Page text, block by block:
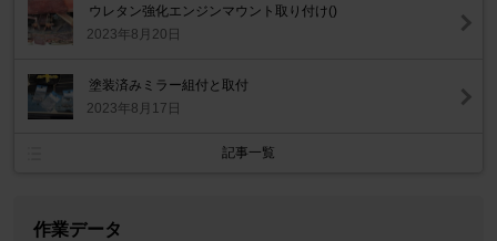
ウレタン強化エンジンマウント取り付け()
2023年8月20日
塗装済みミラー組付と取付
2023年8月17日
記事一覧
作業データ